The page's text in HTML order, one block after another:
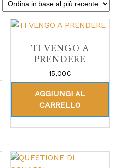
TI VENGO A
PRENDERE
15,00€
AGGIUNGI AL
CARRELLO